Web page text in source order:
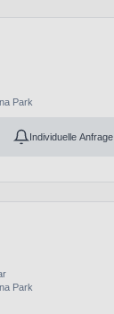
Park
Individuelle Anfrage
Park